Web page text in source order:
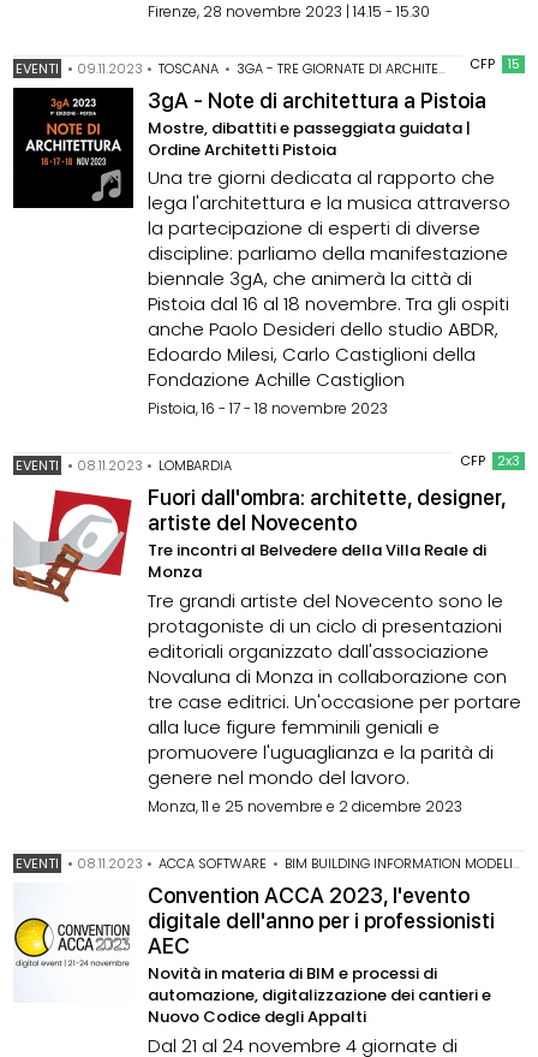
Firenze, 28 novembre 2023 | 14.15 - 15.30
CFP 15
EVENTI • 09.11.2023 • TOSCANA • 3GA - TRE GIORNATE DI ARCHITETTURA •
3gA - Note di architettura a Pistoia
Mostre, dibattiti e passeggiata guidata |
Ordine Architetti Pistoia
Una tre giorni dedicata al rapporto che
lega l'architettura e la musica attraverso
la partecipazione di esperti di diverse
discipline: parliamo della manifestazione
biennale 3gA, che animerà la città di
Pistoia dal 16 al 18 novembre. Tra gli ospiti
anche Paolo Desideri dello studio ABDR,
Edoardo Milesi, Carlo Castiglioni della
Fondazione Achille Castiglion
Pistoia, 16 - 17 - 18 novembre 2023
CFP 2x3
EVENTI • 08.11.2023 • LOMBARDIA
Fuori dall'ombra: architette, designer,
artiste del Novecento
Tre incontri al Belvedere della Villa Reale di
Monza
Tre grandi artiste del Novecento sono le
protagoniste di un ciclo di presentazioni
editoriali organizzato dall'associazione
Novaluna di Monza in collaborazione con
tre case editrici. Un'occasione per portare
alla luce figure femminili geniali e
promuovere l'uguaglianza e la parità di
genere nel mondo del lavoro.
Monza, 11 e 25 novembre e 2 dicembre 2023
EVENTI • 08.11.2023 • ACCA SOFTWARE • BIM BUILDING INFORMATION MODELING
Convention ACCA 2023, l'evento
digitale dell'anno per i professionisti
AEC
Novità in materia di BIM e processi di
automazione, digitalizzazione dei cantieri e
Nuovo Codice degli Appalti
Dal 21 al 24 novembre 4 giornate di